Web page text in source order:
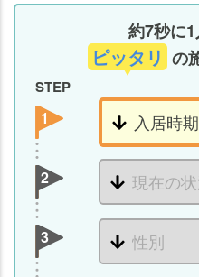
約7秒に1
ピッタリ の
STEP
1
2
3